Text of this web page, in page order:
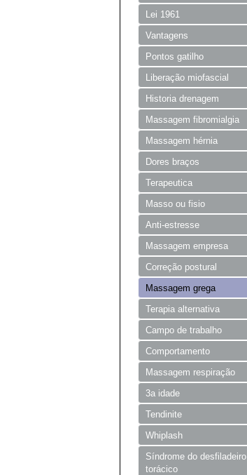
Lei 1961
Vantagens
Pontos gatilho
Liberação miofascial
Historia drenagem
Massagem fibromialgia
Massagem hérnia
Dores braços
Terapeutica
Masso ou fisio
Anti-estresse
Massagem empresa
Correção postural
Massagem grega
Terapia alternativa
Campo de trabalho
Comportamento
Massagem respiração
3a idade
Tendinite
Whiplash
Síndrome do desfiladeiro
torácico